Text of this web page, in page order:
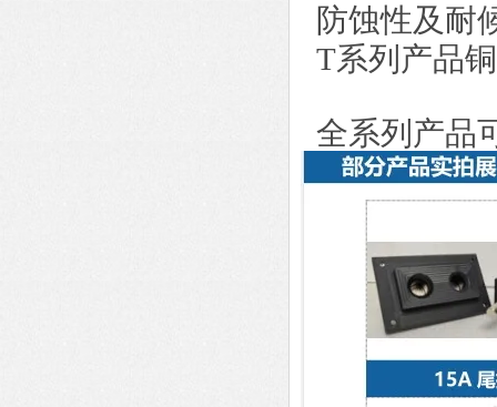
防蚀性及耐
T系列产品
全系列产品